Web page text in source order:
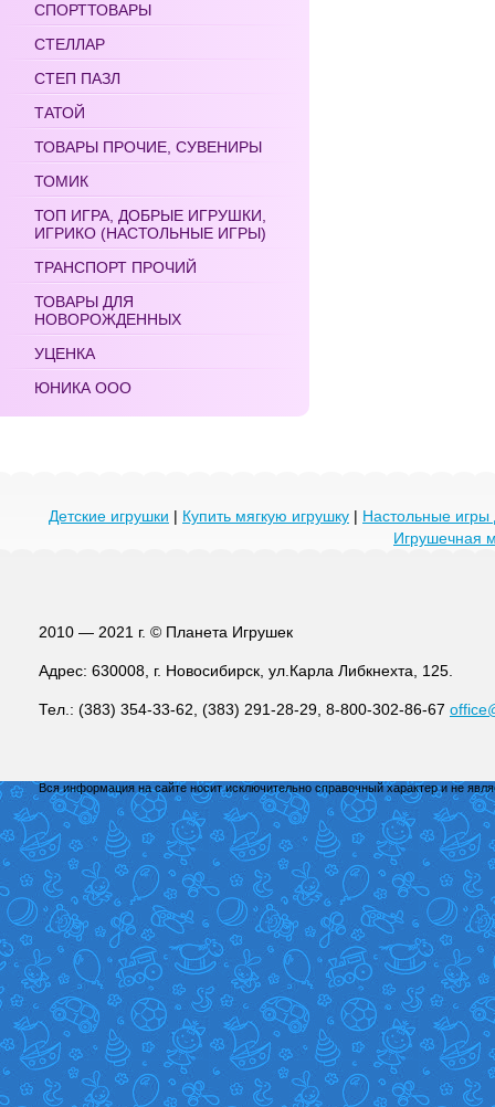
СПОРТТОВАРЫ
СТЕЛЛАР
СТЕП ПАЗЛ
ТАТОЙ
ТОВАРЫ ПРОЧИЕ, СУВЕНИРЫ
ТОМИК
ТОП ИГРА, ДОБРЫЕ ИГРУШКИ,
ИГРИКО (НАСТОЛЬНЫЕ ИГРЫ)
ТРАНСПОРТ ПРОЧИЙ
ТОВАРЫ ДЛЯ
НОВОРОЖДЕННЫХ
УЦЕНКА
ЮНИКА ООО
Детские игрушки | Купить мягкую игрушку | Настольные игры
Игрушечная
2010 — 2021 г. © Планета Игрушек
Адрес: 630008, г. Новосибирск, ул.Карла Либкнехта, 125.
Тел.: (383) 354-33-62, (383) 291-28-29, 8-800-302-86-67
Вся информация на сайте носит исключительно справочный характер и не